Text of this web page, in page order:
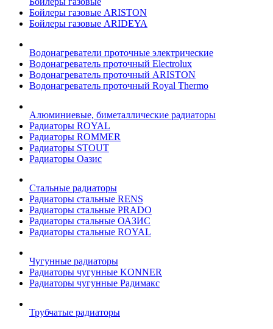
Бойлеры газовые ARISTON
Бойлеры газовые ARIDEYA
Водонагреватели проточные электрические
Водонагреватель проточный Electrolux
Водонагреватель проточный ARISTON
Водонагреватель проточный Royal Thermo
Алюминиевые, биметаллические радиаторы
Радиаторы ROYAL
Радиаторы ROMMER
Радиаторы STOUT
Радиаторы Оазис
Стальные радиаторы
Радиаторы стальные RENS
Радиаторы стальные PRADO
Радиаторы стальные ОАЗИС
Радиаторы стальные ROYAL
Чугунные радиаторы
Радиаторы чугунные KONNER
Радиаторы чугунные Радимакс
Трубчатые радиаторы